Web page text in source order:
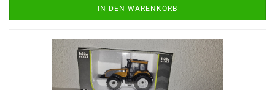
IN DEN WARENKORB